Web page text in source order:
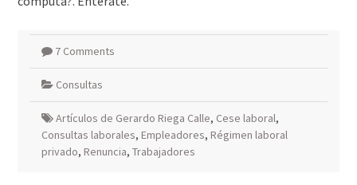
7 Comments
Consultas
Artículos de Gerardo Riega Calle, Cese laboral,
Consultas laborales, Empleadores, Régimen laboral
privado, Renuncia, Trabajadores